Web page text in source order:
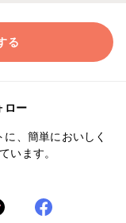
る
ロー
、簡単においしく
います。